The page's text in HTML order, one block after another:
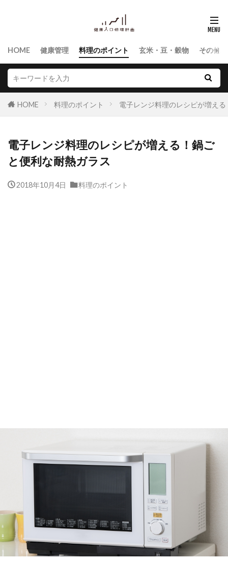
HOME 健康管理 料理のポイント 玄米・豆・穀物 その他
HOME 料理のポイント 電子レンジ料理のレシピが増え
電子レンジ料理のレシピが増える！鍋ご
と便利な耐熱ガラス
2018年10月4日 料理のポイント